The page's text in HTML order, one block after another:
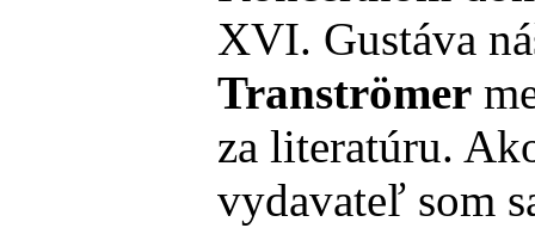
XVI. Gustáva
Tranströmer
za literatúru.
vydavateľ som